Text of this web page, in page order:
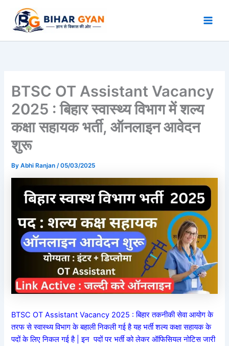
content
BTSC OT Assistant Vacancy
2025 : बिहार स्वास्थ्य विभाग में शल्य
कक्षा सहायक भर्ती, ऑनलाइन आवेदन
शुरू
ByAbhi Ranjan/05/03/2025
BTSC OT Assistant Vacancy 2025 : बिहार तकनीकी सेवा आयोग के
तरफ से स्वास्थ्य विभाग के बहाली निकली गई है यहभर्तीशल्य कक्षा सहायक के
पदों के लिए निकल गई है | इन पदों परभर्तीको लेकर ऑफिसियल नोटिस जारी